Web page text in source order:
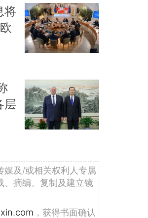
将
层
媒及/或相关权利人专属
、摘编、复制及建立镜
，获得书面确认